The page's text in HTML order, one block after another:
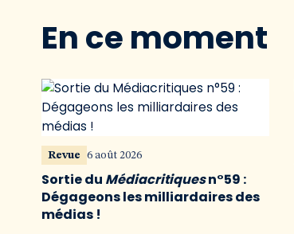
En ce moment
Revue 6 août 2026
Sortie du Médiacritiquesn°59 :
Dégageons les milliardaires des
médias !